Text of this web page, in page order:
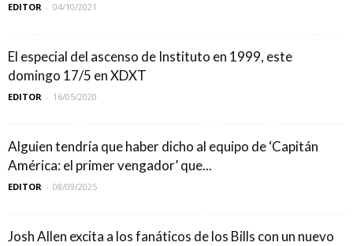
EDITOR - 04/10/2021
El especial del ascenso de Instituto en 1999, este
domingo 17/5 en XDXT
EDITOR - 16/05/2020
Alguien tendría que haber dicho al equipo de ‘Capitán
América: el primer vengador’ que...
EDITOR - 08/09/2025
Josh Allen excita a los fanáticos de los Bills con un nuevo